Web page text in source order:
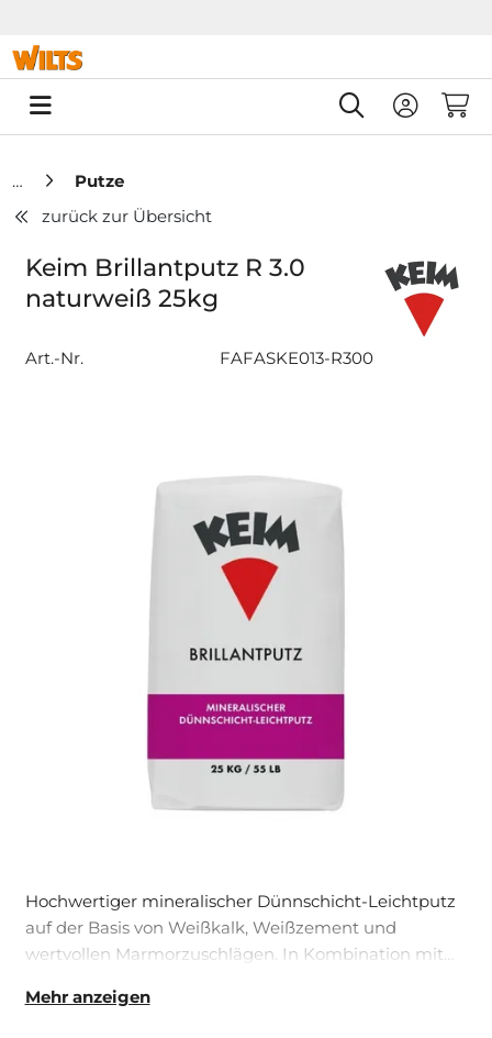
0
Putze
zurück zur Übersicht
Keim Brillantputz R 3.0
naturweiß 25kg
Art.-Nr. FAFASKE013-R300
Hochwertiger mineralischer Dünnschicht-Leichtputz
auf der Basis von Weißkalk, Weißzement und
wertvollen Marmorzuschlägen. In Kombination mit
Untergründe. Deckbeschichtung für Wärmedämm-
Mehr anzeigen